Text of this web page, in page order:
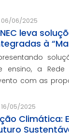
para
da
06/06/2025
leva
à
ensino, a Rede
com as
serviços
prefeituras
16/05/2025
Climática: